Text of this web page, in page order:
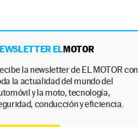
ELMOTOR
la newsletter de EL MOTOR con
la actualidad del mundo del
y la moto, tecnología,
conducción y eficiencia.